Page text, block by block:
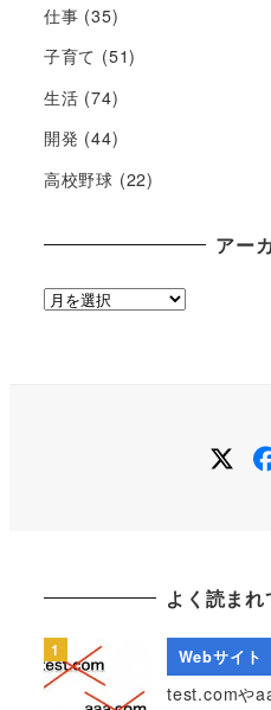
仕事 (35)
子育て (51)
生活 (74)
開発 (44)
高校野球 (22)
アー
ア
よく読ま
Webサイト
test.comや